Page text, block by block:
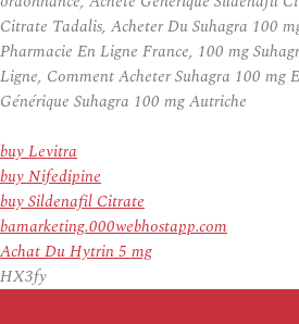
Citrate Tadalis, Acheter Du Suhagra 100
Pharmacie En Ligne France, 100 mg
Ligne, Comment Acheter Suhagra 100 mg
Générique Suhagra 100 mg Autriche
buy Levitra
buy Nifedipine
buy Sildenafil Citrate
bamarketing.000webhostapp.com
Achat Du Hytrin 5 mg
HX3fy